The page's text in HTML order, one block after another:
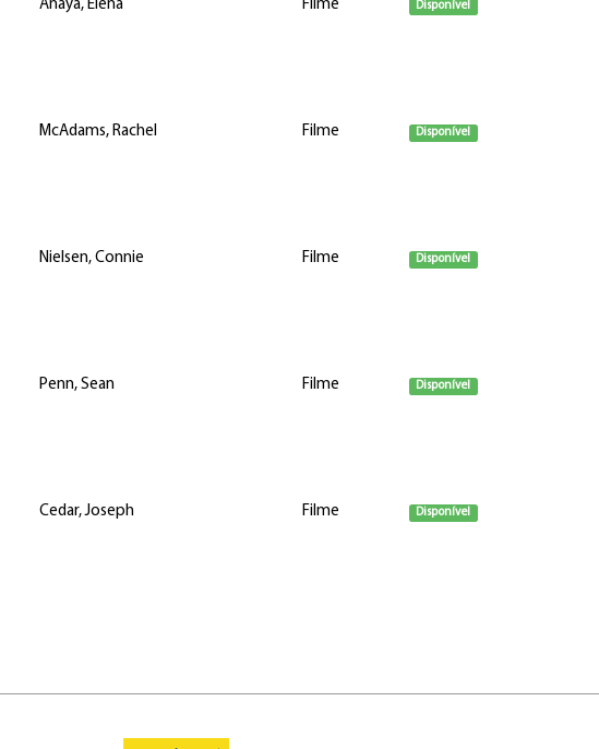
Anaya, Elena Filme Disponível
McAdams, Rachel Filme Disponível
Nielsen, Connie Filme Disponível
Penn, Sean Filme Disponível
Cedar, Joseph Filme Disponível